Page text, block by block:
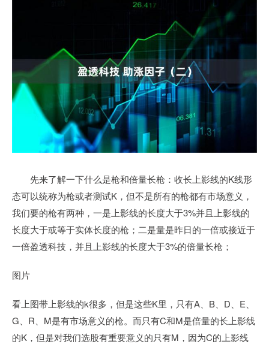
先来了解一下什么是枪和倍量长枪：收长上影线的K线形
态可以统称为枪或者测试K，但不是所有的枪都有市场意义，
我们要的枪有两种，一是上影线的长度大于3%并且上影线的
长度大于或等于实体长度的枪；二是量是昨日的一倍或接近于
一倍盈透科技，并且上影线的长度大于3%的倍量长枪；
图片
看上图带上影线的k很多，但是这些K里，只有A、B、D、E、
G、R、M是有市场意义的枪。而只有C和M是倍量的长上影线
的K，但是对我们选股有重要意义的只有M，因为C的上影线